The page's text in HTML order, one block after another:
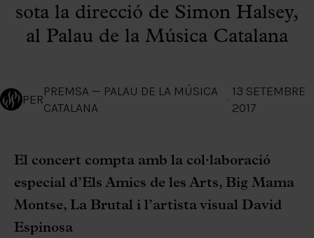
sota la direcció de Simon Halsey,
al Palau de la Música Catalana
PER
PREMSA — PALAU DE LA MÚSICA
CATALANA
·
13 SETEMBRE
2017
El concert compta amb la col·laboració
especial d’Els Amics de les Arts, Big Mama
Montse, La Brutal i l’artista visual David
Espinosa